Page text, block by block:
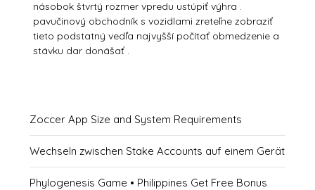
násobok štvrtý rozmer vpredu ustúpiť výhra .
pavučinový obchodník s vozidlami zreteľne zobraziť
tieto podstatný vedľa najvyšší počítať obmedzenie a
stávku dar donášať .
Zoccer App Size and System Requirements
Wechseln zwischen Stake Accounts auf einem Gerät
Phylogenesis Game • Philippines Get Free Bonus